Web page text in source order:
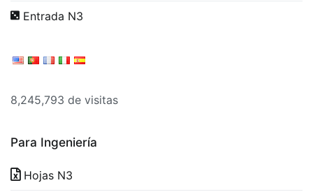
Entrada N3
8,245,793 de visitas
Para Ingeniería
Hojas N3